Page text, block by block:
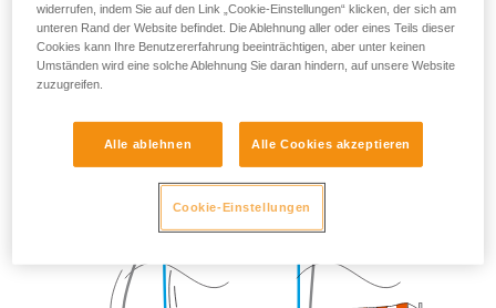
Alle drei Optionen müssen im Rahmen des Rettungsplans
überprüft werden. In jedem Fall ist für jede Situation eine
spezielle Gefährdungsbeurteilung durchzuführen.
widerrufen, indem Sie auf den Link „Cookie-Einstellungen“ klicken, der sich am
unteren Rand der Website befindet. Die Ablehnung aller oder eines Teils dieser
Cookies kann Ihre Benutzererfahrung beeinträchtigen, aber unter keinen
Umständen wird eine solche Ablehnung Sie daran hindern, auf unsere Website
zuzugreifen.
Alle ablehnen Alle Cookies akzeptieren
Cookie-Einstellungen